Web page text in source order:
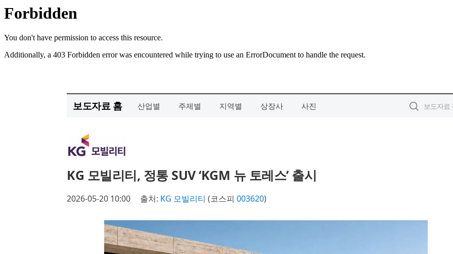
보도자료 홈 산업별 주제별 지역별 상장사 사진
KG 모빌리티, 정통 SUV ‘KGM 뉴 토레스’ 출시
2026-05-20 10:00 출처: KG 모빌리티 (코스피 003620)